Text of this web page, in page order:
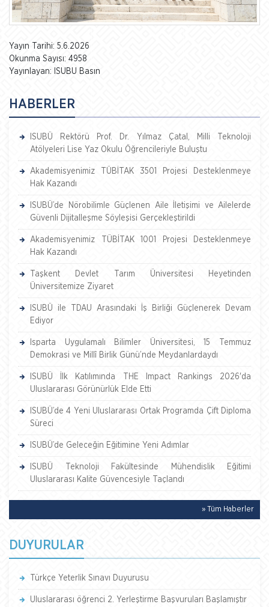
Yayın Tarihi: 5.6.2026
Okunma Sayısı: 4958
Yayınlayan: ISUBU Basın
HABERLER
ISUBÜ Rektörü Prof. Dr. Yılmaz Çatal, Milli Teknoloji
Atölyeleri Lise Yaz Okulu Öğrencileriyle Buluştu
Akademisyenimiz TÜBİTAK 3501 Projesi Desteklenmeye
Hak Kazandı
ISUBÜ’de Nörobilimle Güçlenen Aile İletişimi ve Ailelerde
Güvenli Dijitalleşme Söyleşisi Gerçekleştirildi
Akademisyenimiz TÜBİTAK 1001 Projesi Desteklenmeye
Hak Kazandı
Taşkent Devlet Tarım Üniversitesi Heyetinden
Üniversitemize Ziyaret
ISUBÜ ile TDAU Arasındaki İş Birliği Güçlenerek Devam
Ediyor
Isparta Uygulamalı Bilimler Üniversitesi, 15 Temmuz
Demokrasi ve Millî Birlik Günü’nde Meydanlardaydı
ISUBÜ İlk Katılımında THE Impact Rankings 2026'da
Uluslararası Görünürlük Elde Etti
ISUBÜ’de 4 Yeni Uluslararası Ortak Programda Çift Diploma
Süreci
ISUBÜ’de Geleceğin Eğitimine Yeni Adımlar
ISUBÜ Teknoloji Fakültesinde Mühendislik Eğitimi
Uluslararası Kalite Güvencesiyle Taçlandı
» Tüm Haberler
DUYURULAR
Türkçe Yeterlik Sınavı Duyurusu
Uluslararası öğrenci 2. Yerleştirme Başvuruları Başlamıştır